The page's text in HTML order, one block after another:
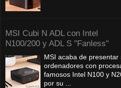
MSI Cubi N ADL con Intel
N100/200 y ADL S "Fanless"
MSI acaba de presentar
ordenadores con
famosos Intel N100 y
por su ...